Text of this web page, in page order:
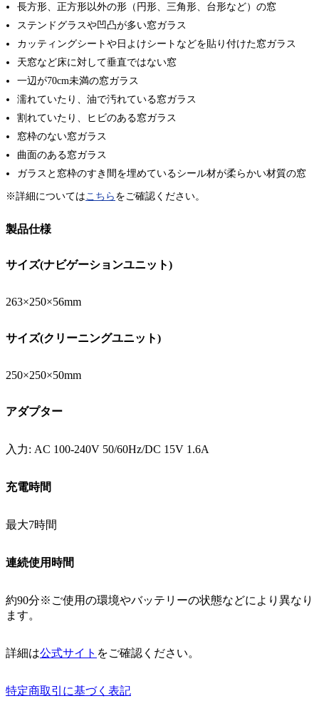
長方形、正方形以外の形（円形、三角形、台形など）の窓
ステンドグラスや凹凸が多い窓ガラス
カッティングシートや日よけシートなどを貼り付けた窓ガラス
天窓など床に対して垂直ではない窓
一辺が70cm未満の窓ガラス
濡れていたり、油で汚れている窓ガラス
割れていたり、ヒビのある窓ガラス
窓枠のない窓ガラス
曲面のある窓ガラス
ガラスと窓枠のすき間を埋めているシール材が柔らかい材質の窓
※詳細については こちら をご確認ください。
製品仕様
サイズ(ナビゲーションユニット)
263×250×56mm
サイズ(クリーニングユニット)
250×250×50mm
アダプター
入力: AC 100-240V 50/60Hz/DC 15V 1.6A
充電時間
最大7時間
連続使用時間
約90分※ご使用の環境やバッテリーの状態などにより異なり
ます。
詳細は公式サイト をご確認ください。
特定商取引に基づく表記